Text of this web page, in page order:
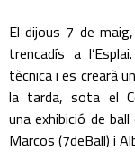
El dijous 7 de
trencadís a
tècnica i es crearà
la tarda, sota el
una exhibició de
Marcos (7deBall) i